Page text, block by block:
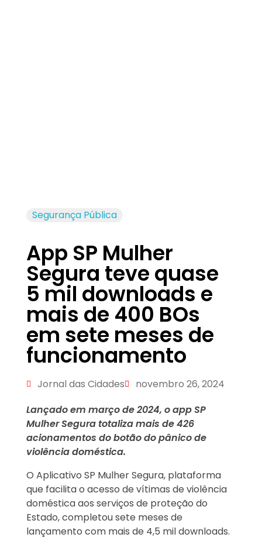
Segurança Pública
App SP Mulher
Segura teve quase
5 mil downloads e
mais de 400 BOs
em sete meses de
funcionamento
Jornal das Cidades
novembro 26, 2024
Lançado em março de 2024, o app SP
Mulher Segura totaliza mais de 426
acionamentos do botão do pânico de
violência doméstica.
O Aplicativo SP Mulher Segura, plataforma
que facilita o acesso de vítimas de violência
doméstica aos serviços de proteção do
Estado, completou sete meses de
lançamento com mais de 4,5 mil downloads.